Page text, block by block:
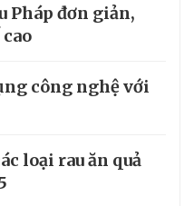
Pháp đơn giản,
công nghệ với
loại rau ăn quả